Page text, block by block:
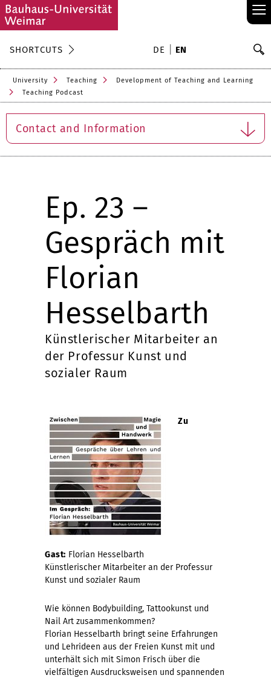
≡
SHORTCUTS DE EN
University Teaching
Development of Teaching and Learning
Teaching Podcast
Contact and Information
Ep. 23 –
Gespräch mit
Florian
Hesselbarth
Künstlerischer Mitarbeiter an
der Professur Kunst und
sozialer Raum
Zu
Gast: Florian Hesselbarth
Künstlerischer Mitarbeiter an der Professur
Kunst und sozialer Raum
Wie können Bodybuilding, Tattookunst und
Nail Art zusammenkommen?
Florian Hesselbarth bringt seine Erfahrungen
und Lehrideen aus der Freien Kunst mit und
unterhält sich mit Simon Frisch über die
vielfältigen Ausdrucksweisen und spannenden